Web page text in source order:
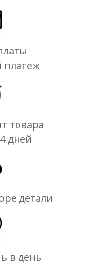
платеж
товара
дней
детали
в день